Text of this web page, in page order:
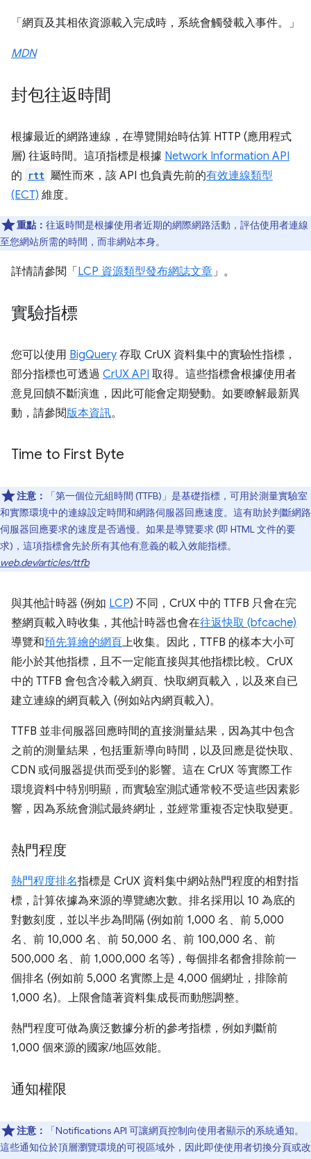
「網頁及其相依資源載入完成時，系統會觸發載入事件。」
MDN
封包往返時間
根據最近的網路連線，在導覽開始時估算 HTTP (應用程式
層) 往返時間。這項指標是根據 Network Information API
的 rtt 屬性而來，該 API 也負責先前的有效連線類型
(ECT) 維度。
重點： 往返時間是根據使用者近期的網際網路活動，評估使用者連線
至您網站所需的時間，而非網站本身。
詳情請參閱「 LCP 資源類型發布網誌文章」。
實驗指標
您可以使用 BigQuery 存取 CrUX 資料集中的實驗性指標，
部分指標也可透過 CrUX API 取得。這些指標會根據使用者
意見回饋不斷演進，因此可能會定期變動。如要瞭解最新異
動，請參閱版本資訊。
Time to First Byte
注意：
「第一個位元組時間 (TTFB)」是基礎指標，可用於測量實驗室
和實際環境中的連線設定時間和網路伺服器回應速度。這有助於判斷網路
伺服器回應要求的速度是否過慢。如果是導覽要求 (即 HTML 文件的要
求)，這項指標會先於所有其他有意義的載入效能指標。
web.dev/articles/ttfb
與其他計時器 (例如 LCP) 不同，CrUX 中的 TTFB 只會在完
整網頁載入時收集，其他計時器也會在往返快取 (bfcache)
導覽和預先算繪的網頁上收集。因此，TTFB 的樣本大小可
能小於其他指標，且不一定能直接與其他指標比較。CrUX
中的 TTFB 會包含冷載入網頁、快取網頁載入，以及來自已
建立連線的網頁載入 (例如站內網頁載入)。
TTFB 並非伺服器回應時間的直接測量結果，因為其中包含
之前的測量結果，包括重新導向時間，以及回應是從快取、
CDN 或伺服器提供而受到的影響。這在 CrUX 等實際工作
環境資料中特別明顯，而實驗室測試通常較不受這些因素影
響，因為系統會測試最終網址，並經常重複否定快取變更。
熱門程度
熱門程度排名指標是 CrUX 資料集中網站熱門程度的相對指
標，計算依據為來源的導覽總次數。排名採用以 10 為底的
對數刻度，並以半步為間隔 (例如前 1,000 名、前 5,000
名、前 10,000 名、前 50,000 名、前 100,000 名、前
500,000 名、前 1,000,000 名等)，每個排名都會排除前一
個排名 (例如前 5,000 名實際上是 4,000 個網址，排除前
1,000 名)。上限會隨著資料集成長而動態調整。
熱門程度可做為廣泛數據分析的參考指標，例如判斷前
1,000 個來源的國家/地區效能。
通知權限
注意：
「Notifications API 可讓網頁控制向使用者顯示的系統通知。
這些通知位於頂層瀏覽環境的可視區域外，因此即使使用者切換分頁或改